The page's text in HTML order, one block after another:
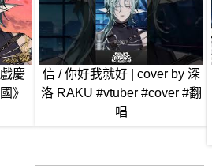
慶
》
信 / 你好我就好 | cover by 深
洛 RAKU #vtuber #cover #翻
唱